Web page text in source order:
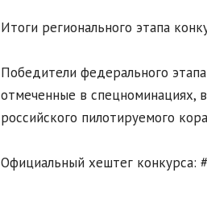
Итоги регионального этапа
Победители федерального
отмеченные в спецноминациях,
российского пилотируемого
Официальный хештег конкурса: